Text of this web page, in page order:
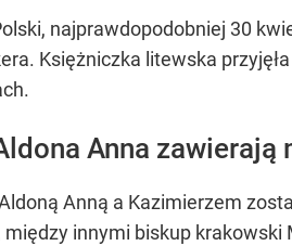
najprawdopodobniej 30
Księżniczka litewska
Anna zawierają
Anną a Kazimierzem
innymi biskup